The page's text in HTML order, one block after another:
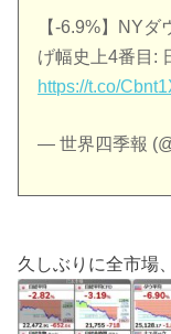
【-6.9%】NY
げ幅史上4番目:
https://t.co/
— 世界四季報
久しぶりに全市場